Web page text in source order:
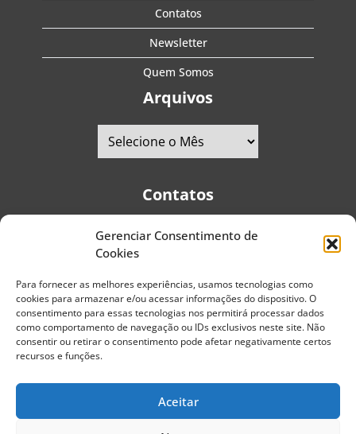
Gerenciar Consentimento de
Cookies
Para fornecer as melhores experiências, usamos tecnologias como
cookies para armazenar e/ou acessar informações do dispositivo. O
consentimento para essas tecnologias nos permitirá processar dados
como comportamento de navegação ou IDs exclusivos neste site. Não
consentir ou retirar o consentimento pode afetar negativamente certos
recursos e funções.
Aceitar
Contatos
Newsletter
Quem Somos
Arquivos
Contatos
Telefones:+55 (11) 2579-9697|+55 (11) 5587-4334
Guarani - CEP: 04310-060 - São Paulo | Brasil
E-mail:contato@portaldoenvelhecimento.com.br
Website:portaldoenvelhecimento.com.br